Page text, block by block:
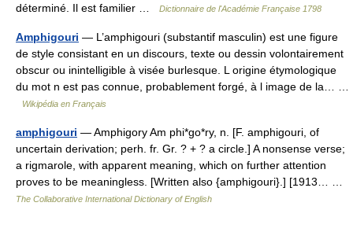
déterminé. Il est familier …
Dictionnaire de l'Académie Française 1798
Amphigouri — L’amphigouri (substantif masculin) est une figure
de style consistant en un discours, texte ou dessin volontairement
obscur ou inintelligible à visée burlesque. L origine étymologique
du mot n est pas connue, probablement forgé, à l image de la… …
Wikipédia en Français
amphigouri — Amphigory Am phi*go*ry, n. [F. amphigouri, of
uncertain derivation; perh. fr. Gr. ? + ? a circle.] A nonsense verse;
a rigmarole, with apparent meaning, which on further attention
proves to be meaningless. [Written also {amphigouri}.] [1913… …
The Collaborative International Dictionary of English